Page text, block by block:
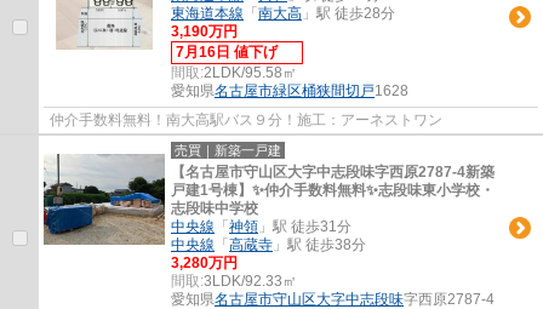
東海道本線 「 南大高 」駅 徒歩28分
3,190万円
7月16日 値下げ
間取:2LDK/95.58㎡
愛知県名古屋市緑区桶狭間切戸1628
仲介手数料無料！南大高駅バス９分！施工：アーネストワン
売買｜新築一戸建
【名古屋市守山区大字中志段味字西原2787-4新築
戸建1号棟】✨️仲介手数料無料✨️志段味東小学校・
志段味中学校
中央線 「 神領 」駅 徒歩31分
中央線 「 高蔵寺 」駅 徒歩38分
3,280万円
間取:3LDK/92.33㎡
愛知県名古屋市守山区大字中志段味字西原2787-4